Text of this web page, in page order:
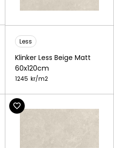
Less
Klinker Less Beige Matt
60x120cm
1245 kr/m2